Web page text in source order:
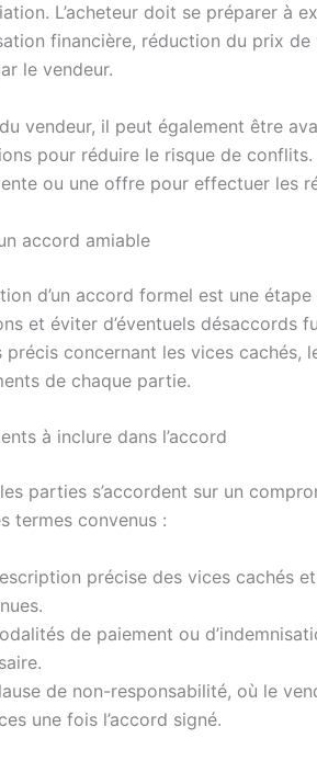
L’acheteur doit se préparer à
financière, réduction du prix
le vendeur.
vendeur, il peut également être
pour réduire le risque de
ou une offre pour effectuer les
accord amiable
d’un accord formel est une
et éviter d’éventuels désaccords
précis concernant les vices cachés,
de chaque partie.
à inclure dans l’accord
parties s’accordent sur un
termes convenus :
précise des vices cachés
de paiement ou
de non-responsabilité, où le
une fois l’accord signé.